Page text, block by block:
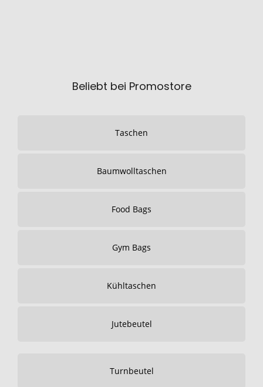
Beliebt bei Promostore
Taschen
Baumwolltaschen
Food Bags
Gym Bags
Kühltaschen
Jutebeutel
Turnbeutel